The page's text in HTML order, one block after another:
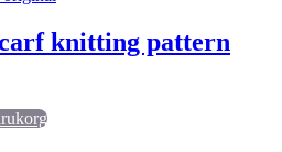
knitting pattern